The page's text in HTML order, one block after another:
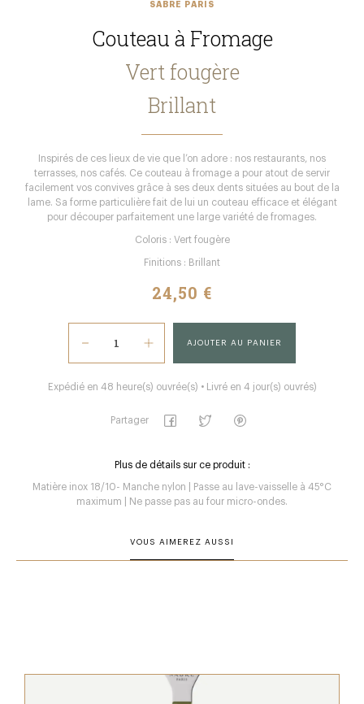
SABRE PARIS
Couteau à Fromage
Vert fougère
Brillant
Inspirés de ces lieux de vie que l’on adore : nos restaurants, nos
terrasses, nos cafés. Ce couteau à fromage a pour atout de servir
facilement vos convives grâce à ses deux dents situées au bout de la
lame. Sa forme particulière fait de lui un couteau efficace et élégant
pour découper parfaitement une large variété de fromages.
Coloris : Vert fougère
Finitions : Brillant
24,50 €
AJOUTER AU PANIER
Expédié en 48 heure(s) ouvrée(s) • Livré en 4 jour(s) ouvrés)
Partager
Plus de détails sur ce produit :
Matière inox 18/10- Manche nylon | Passe au lave-vaisselle à 45°C
maximum | Ne passe pas au four micro-ondes.
VOUS AIMEREZ AUSSI